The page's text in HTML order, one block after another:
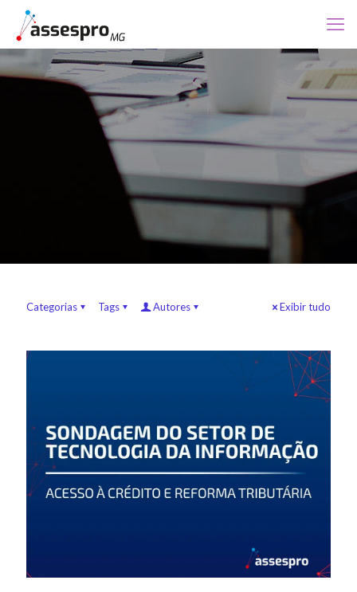
Categorias Tags Autores Exibir tudo